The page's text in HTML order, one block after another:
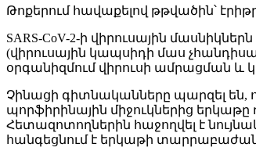
Թոքերում հավաքելով թթվածին՝
SARS-CoV-2-ի վիրուսային
(վիրուսային կապսիդի մաս
օրգանիզմում վիրուսի ամրացման և
Չինացի գիտնականները պարզել են,
պորֆիրինային միջուկներից
Հետազոտողներին հաջողվել է
հանգեցնում է երկաթի